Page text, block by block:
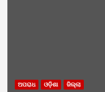
ଅପରାଧ ଓଡ଼ିଶା ଜିଲ୍ଲା